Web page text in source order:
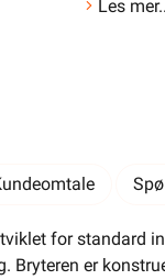
Partnere
Les
for
Bryteren er